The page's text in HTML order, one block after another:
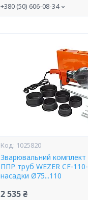
+380 (50) 606-08-34
1025820
Зварювальний
ППР труб WEZER CF-
насадки Ø75...110
2 535 ₴